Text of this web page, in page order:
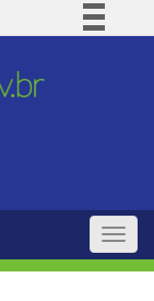
BR
Toggle